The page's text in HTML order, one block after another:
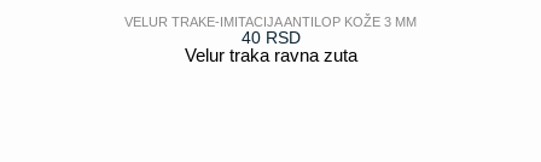
VELUR TRAKE-IMITACIJA ANTILOP KOŽE 3 MM
40 RSD
Velur traka ravna zuta